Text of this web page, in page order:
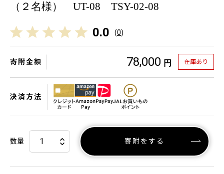
（２名様） UT-08 TSY-02-08
0.0 (0)
寄附金額 78,000 円 在庫あり
決済方法
数量 寄附をする